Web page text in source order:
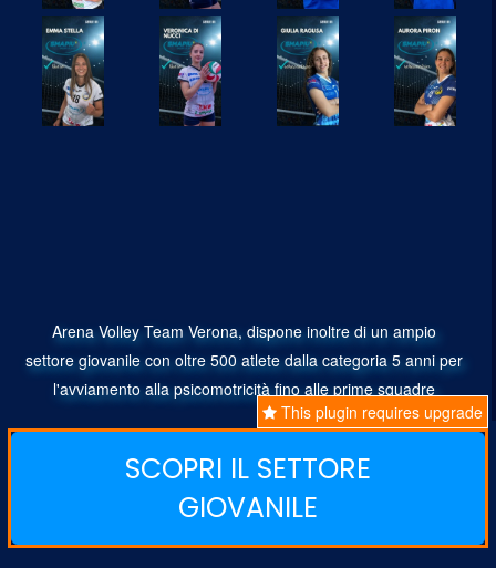
Arena Volley Team Verona, dispone inoltre di un ampio
settore giovanile con oltre 500 atlete dalla categoria 5 anni per
l'avviamento alla psicomotricità fino alle prime squadre
This plugin requires upgrade
SCOPRI IL SETTORE
GIOVANILE